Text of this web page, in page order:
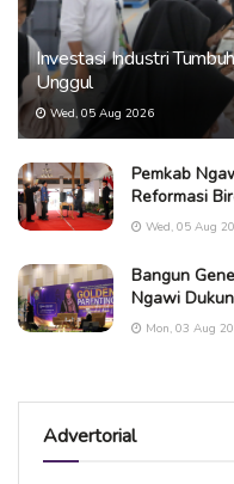
Investasi Industri
Unggul
Wed, 05 Aug 2026
Pemkab
Reformasi
Wed, 05 Aug
Bangun
Ngawi
Mon, 03 Aug
Advertorial